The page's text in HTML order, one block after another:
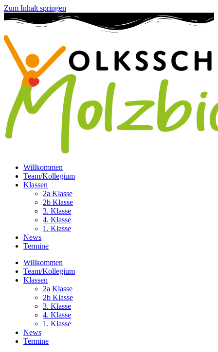
Zum Inhalt springen
Willkommen
Team/Kollegium
Klassen
2a Klasse
2b Klasse
3. Klasse
4. Klasse
1. Klasse
News
Termine
Willkommen
Team/Kollegium
Klassen
2a Klasse
2b Klasse
3. Klasse
4. Klasse
1. Klasse
News
Termine